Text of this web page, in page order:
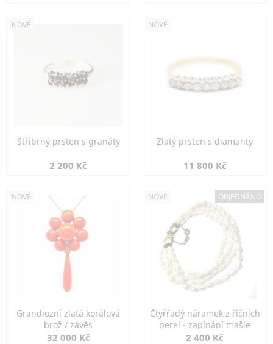
NOVÉ
Stříbrný prsten s granáty
2 200 Kč
NOVÉ
Zlatý prsten s diamanty
11 800 Kč
NOVÉ
Grandiozní zlatá korálová
brož / závěs
32 000 Kč
NOVÉ OBJEDNÁNO
Čtyřřadý náramek z říčních
perel - zapínání mašle
2 400 Kč